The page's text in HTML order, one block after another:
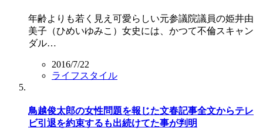
年齢よりも若く見え可愛らしい元参議院議員の姫井由
美子（ひめいゆみこ）女史には、かつて不倫スキャン
ダル…
2016/7/22
ライフスタイル
鳥越俊太郎の女性問題を報じた文春記事全文からテレ
ビ引退を約束するも出続けてた事が判明